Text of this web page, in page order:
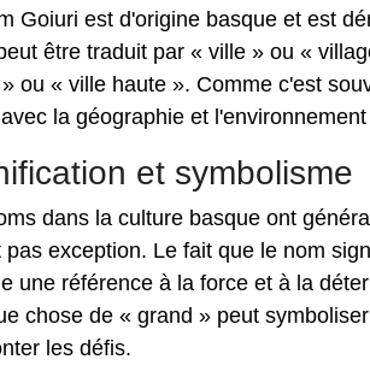
Goiuri est d'origine basque et est
être traduit par « ville » ou «
ou « ville haute ». Comme c'est
la géographie et
et symbolisme
dans la culture basque ont
pas exception. Le fait que le nom
une référence à la force et à la
chose de « grand » peut
les défis.